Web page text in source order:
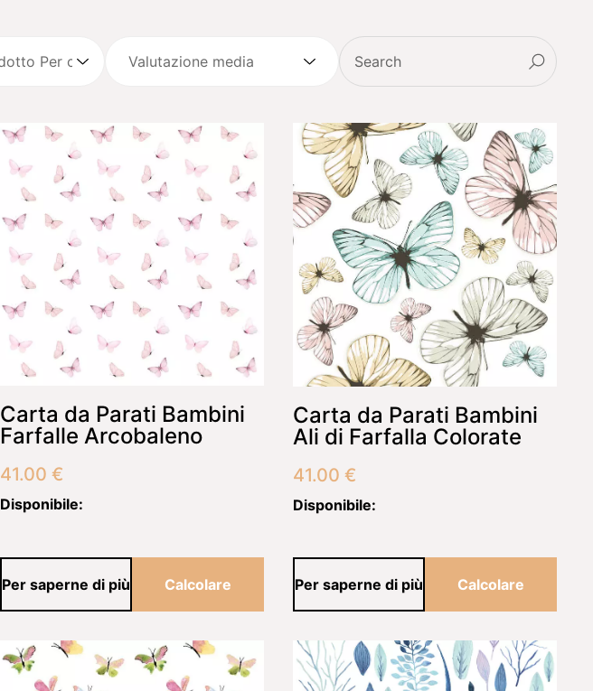
Carta da Parati Bambini
Farfalle Arcobaleno
41.00 €
Disponibile:
Per saperne di più Calcolare
Carta da Parati Bambini
Ali di Farfalla Colorate
41.00 €
Disponibile:
Per saperne di più Calcolare